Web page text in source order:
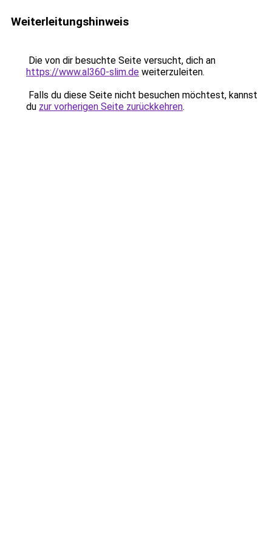
Weiterleitungshinweis
Die von dir besuchte Seite versucht, dich an
https://www.al360-slim.de weiterzuleiten.
Falls du diese Seite nicht besuchen möchtest, kannst
du zur vorherigen Seite zurückkehren.